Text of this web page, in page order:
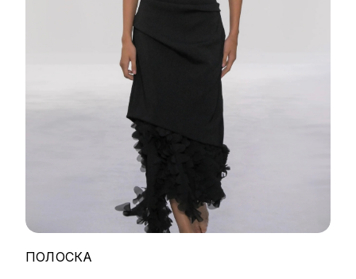
ПОЛОСКА